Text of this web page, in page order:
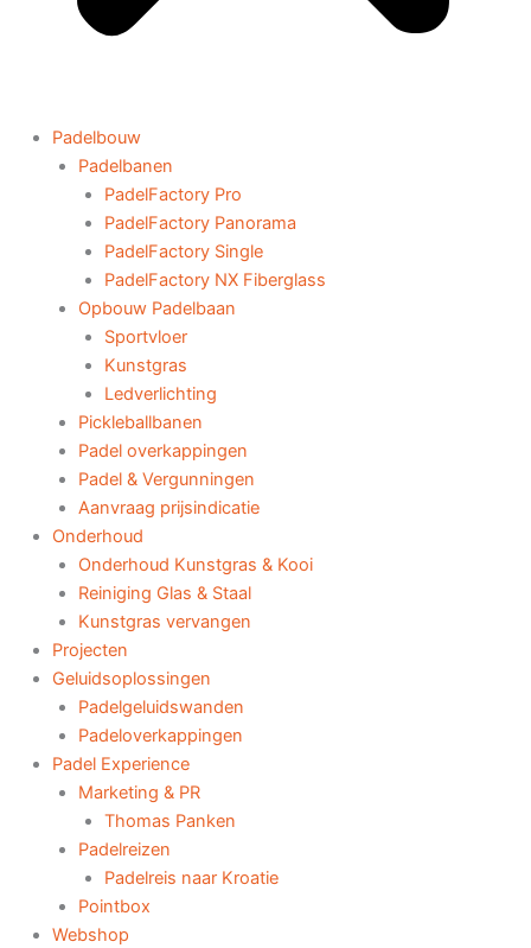
Padelbouw
Padelbanen
PadelFactory Pro
PadelFactory Panorama
PadelFactory Single
PadelFactory NX Fiberglass
Opbouw Padelbaan
Sportvloer
Kunstgras
Ledverlichting
Pickleballbanen
Padel overkappingen
Padel & Vergunningen
Aanvraag prijsindicatie
Onderhoud
Onderhoud Kunstgras & Kooi
Reiniging Glas & Staal
Kunstgras vervangen
Projecten
Geluidsoplossingen
Padelgeluidswanden
Padeloverkappingen
Padel Experience
Marketing & PR
Thomas Panken
Padelreizen
Padelreis naar Kroatie
Pointbox
Webshop